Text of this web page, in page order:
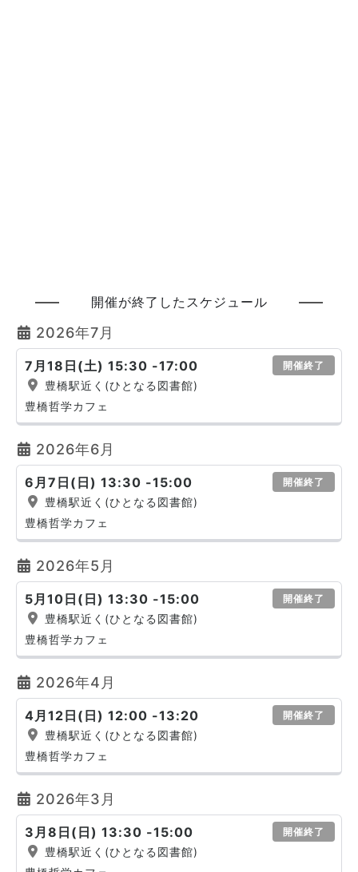
開催が終了したスケジュール
2026年7月
7月18日(土) 15:30 -17:00 開催終了
豊橋駅近く(ひとなる図書館)
豊橋哲学カフェ
2026年6月
6月7日(日) 13:30 -15:00 開催終了
豊橋駅近く(ひとなる図書館)
豊橋哲学カフェ
2026年5月
5月10日(日) 13:30 -15:00 開催終了
豊橋駅近く(ひとなる図書館)
豊橋哲学カフェ
2026年4月
4月12日(日) 12:00 -13:20 開催終了
豊橋駅近く(ひとなる図書館)
豊橋哲学カフェ
2026年3月
3月8日(日) 13:30 -15:00 開催終了
豊橋駅近く(ひとなる図書館)